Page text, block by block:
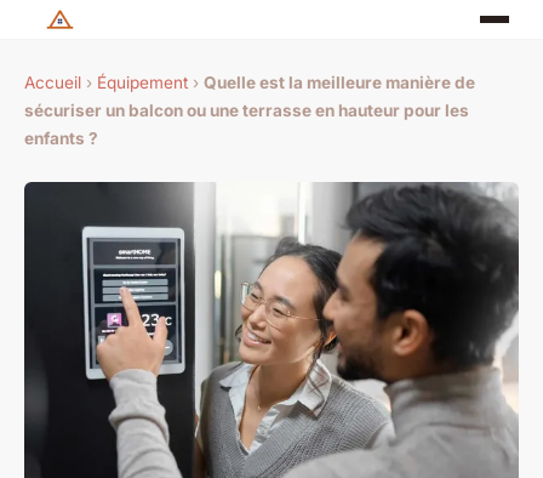
Accueil › Équipement › Quelle est la meilleure manière de
sécuriser un balcon ou une terrasse en hauteur pour les
enfants ?